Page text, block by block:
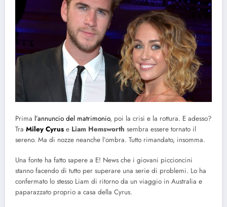
Prima l’annuncio del matrimonio, poi la crisi e la rottura. E adesso?
Tra Miley Cyrus e Liam Hemsworth sembra essere tornato il
sereno. Ma di nozze neanche l’ombra. Tutto rimandato, insomma.
Una fonte ha fatto sapere a E! News che i giovani piccioncini
stanno facendo di tutto per superare una serie di problemi. Lo ha
confermato lo stesso Liam di ritorno da un viaggio in Australia e
paparazzato proprio a casa della Cyrus.